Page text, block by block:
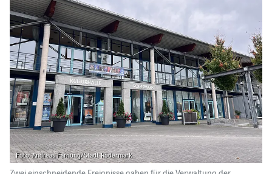
Foto: Andreas Farnung/Stadt Rödermark